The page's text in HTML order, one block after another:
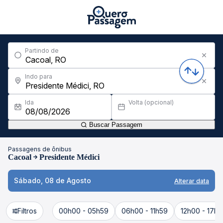
Partindo de
Indo para
Ida Volta (opcional)
Buscar Passagem
Passagens de ônibus
Cacoal Presidente Médici
Sábado, 08 de Agosto Alterar data
Filtros 00h00 - 05h59 06h00 - 11h59 12h00 -